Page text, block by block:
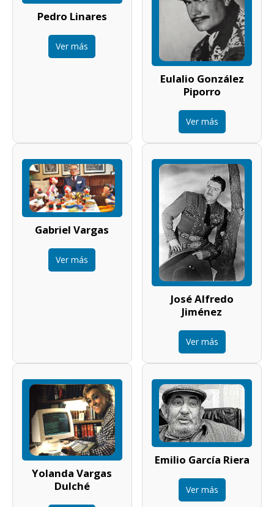
Pedro Linares
Ver más
Eulalio González
Piporro
Ver más
Gabriel Vargas
Ver más
José Alfredo
Jiménez
Ver más
Yolanda Vargas
Dulché
Emilio García Riera
Ver más